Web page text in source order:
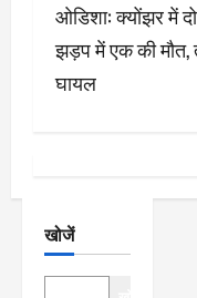
श
न
ओडिशा: क्योंझर में
झड़प में एक की मौत,
घायल
खोजें